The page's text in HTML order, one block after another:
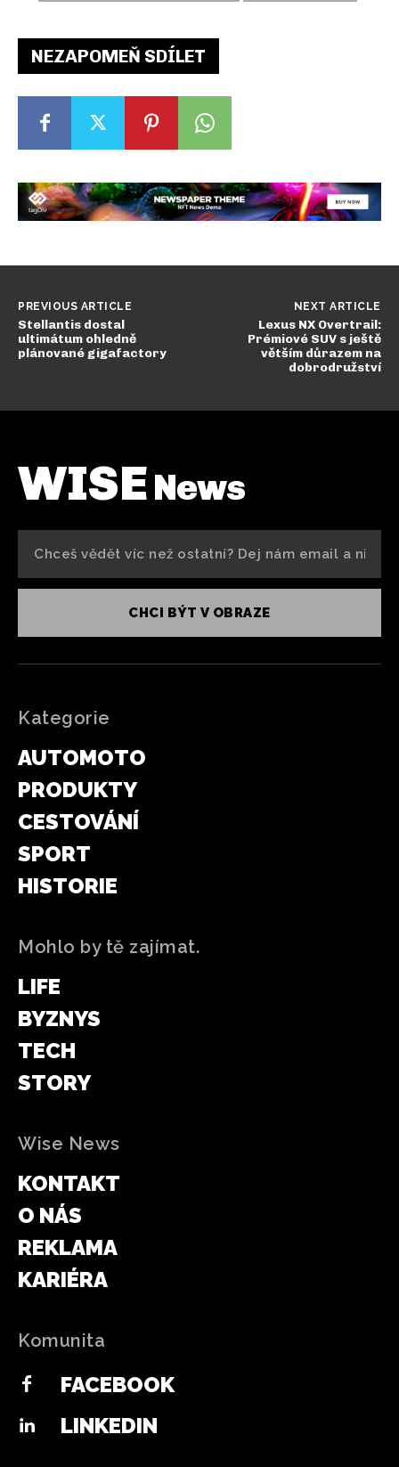
NEZAPOMEŇ SDÍLET
PREVIOUS ARTICLE
Stellantis dostal
ultimátum ohledně
plánované gigafactory
NEXT ARTICLE
Lexus NX Overtrail:
Prémiové SUV s ještě
větším důrazem na
dobrodružství
WISENews
CHCI BÝT V OBRAZE
Kategorie
AUTOMOTO
PRODUKTY
CESTOVÁNÍ
SPORT
HISTORIE
Mohlo by tě zajímat.
LIFE
BYZNYS
TECH
STORY
Wise News
KONTAKT
O NÁS
REKLAMA
KARIÉRA
Komunita
FACEBOOK
LINKEDIN